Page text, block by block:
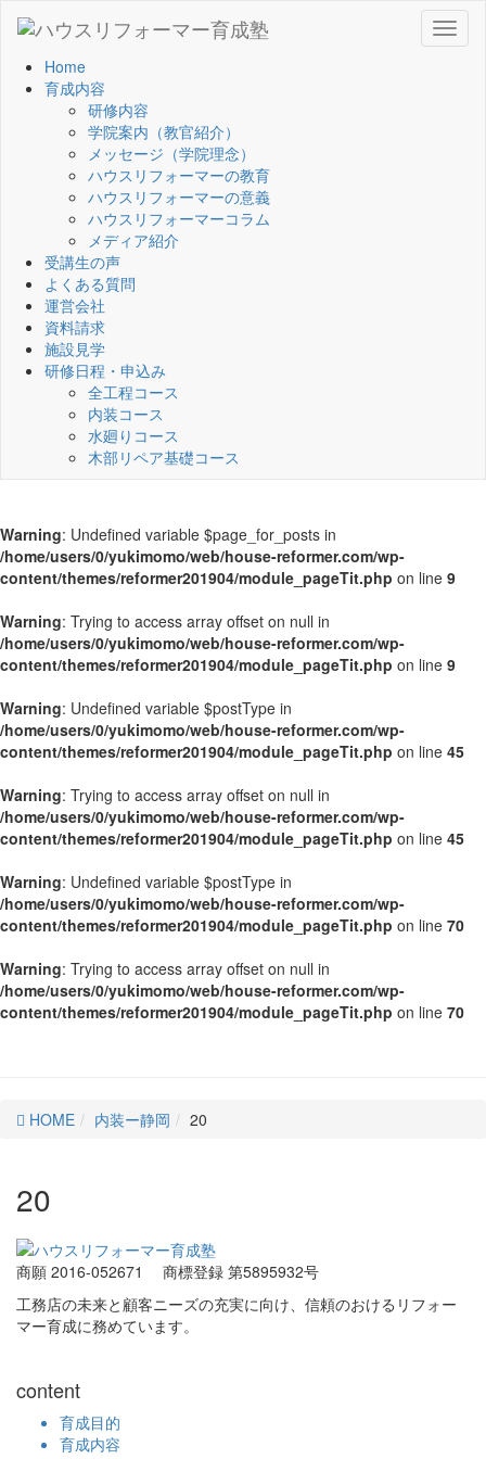
Home
育成内容
研修内容
学院案内（教官紹介）
メッセージ（学院理念）
ハウスリフォーマーの教育
ハウスリフォーマーの意義
ハウスリフォーマーコラム
メディア紹介
受講生の声
よくある質問
運営会社
資料請求
施設見学
研修日程・申込み
全工程コース
内装コース
水廻りコース
木部リペア基礎コース
Warning: Undefined variable $page_for_posts in
/home/users/0/yukimomo/web/house-reformer.com/wp-
content/themes/reformer201904/module_pageTit.php on line 9
Warning: Trying to access array offset on null in
/home/users/0/yukimomo/web/house-reformer.com/wp-
content/themes/reformer201904/module_pageTit.php on line 9
Warning: Undefined variable $postType in
/home/users/0/yukimomo/web/house-reformer.com/wp-
content/themes/reformer201904/module_pageTit.php on line 45
Warning: Trying to access array offset on null in
/home/users/0/yukimomo/web/house-reformer.com/wp-
content/themes/reformer201904/module_pageTit.php on line 45
Warning: Undefined variable $postType in
/home/users/0/yukimomo/web/house-reformer.com/wp-
content/themes/reformer201904/module_pageTit.php on line 70
Warning: Trying to access array offset on null in
/home/users/0/yukimomo/web/house-reformer.com/wp-
content/themes/reformer201904/module_pageTit.php on line 70
HOME 内装ー静岡 20
20
商願 2016-052671
商標登録 第5895932号
工務店の未来と顧客ニーズの充実に向け、信頼のおけるリフォー
マー育成に務めています。
content
育成目的
育成内容